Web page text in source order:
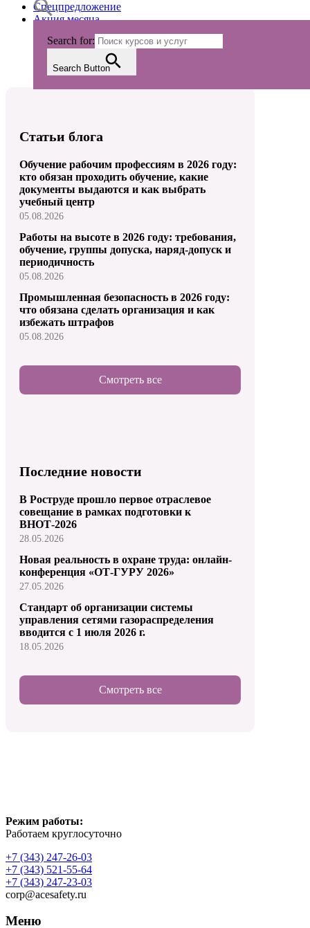
Спецпредложение
Акция месяца
Search for:
Search Button
Статьи блога
Обучение рабочим профессиям в 2026 году:
кто обязан проходить обучение, какие
документы выдаются и как выбрать
учебный центр
05.08.2026
Работы на высоте в 2026 году: требования,
обучение, группы допуска, наряд-допуск и
периодичность
05.08.2026
Промышленная безопасность в 2026 году:
что обязана сделать организация и как
избежать штрафов
05.08.2026
Смотреть все
Последние новости
В Роструде прошло первое отраслевое
совещание в рамках подготовки к
ВНОТ-2026
28.05.2026
Новая реальность в охране труда: онлайн-
конференция «ОТ-ГУРУ 2026»
27.05.2026
Стандарт об организации системы
управления сетями газораспределения
вводится с 1 июля 2026 г.
18.05.2026
Смотреть все
Режим работы:
Работаем круглосуточно
+7 (343) 247-26-03
+7 (343) 521-55-64
+7 (343) 247-23-03
corp@acesafety.ru
Меню